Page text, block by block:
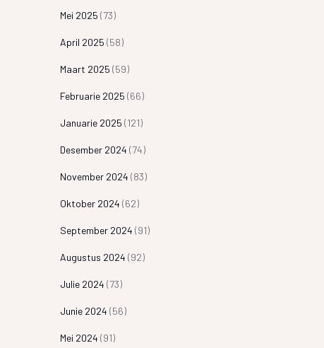
Mei 2025 (73)
April 2025 (58)
Maart 2025 (59)
Februarie 2025 (66)
Januarie 2025 (121)
Desember 2024 (74)
November 2024 (83)
Oktober 2024 (62)
September 2024 (91)
Augustus 2024 (92)
Julie 2024 (73)
Junie 2024 (56)
Mei 2024 (91)